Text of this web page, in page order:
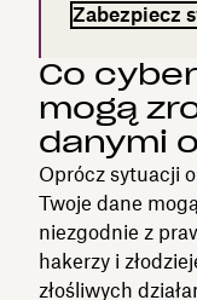
Zabezpiecz
Co
mogą
danymi
Oprócz sytuacji
Twoje dane
niezgodnie z
hakerzy i
złośliwych